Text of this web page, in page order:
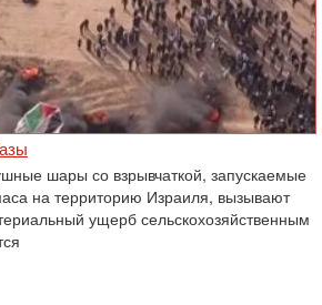
шары со взрывчаткой, запускаемые
на территорию Израиля, вызывают
ущерб сельскохозяйственным